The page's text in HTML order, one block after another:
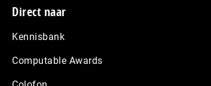
Footer
Direct naar
Kennisbank
Computable Awards